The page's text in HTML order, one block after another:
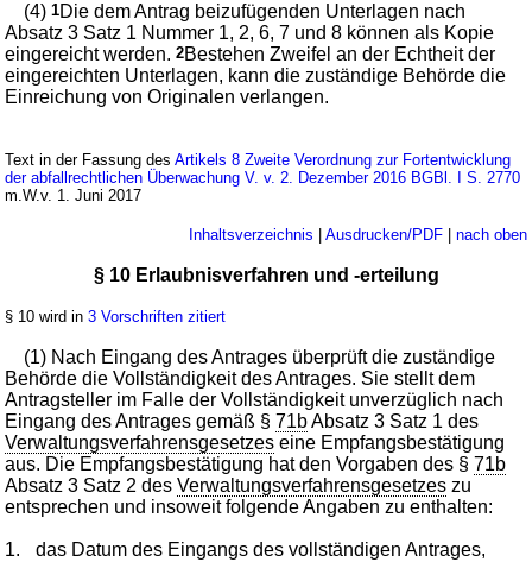
(4)1Die dem Antrag beizufügenden Unterlagen nach
Absatz 3 Satz 1 Nummer 1, 2, 6, 7 und 8 können als Kopie
eingereicht werden.2Bestehen Zweifel an der Echtheit der
eingereichten Unterlagen, kann die zuständige Behörde die
Einreichung von Originalen verlangen.
Text in der Fassung desArtikels 8 Zweite Verordnung zur Fortentwicklung
der abfallrechtlichen Überwachung V. v. 2. Dezember 2016 BGBl. I S. 2770
m.W.v. 1. Juni 2017
Inhaltsverzeichnis Ausdrucken/PDF| nach oben
§ 10 Erlaubnisverfahren und -erteilung
§ 10 wird in3 Vorschriften zitiert
(1) Nach Eingang des Antrages überprüft die zuständige
Behörde die Vollständigkeit des Antrages. Sie stellt dem
Antragsteller im Falle der Vollständigkeit unverzüglich nach
Eingang des Antrages gemäß §71bAbsatz 3 Satz 1 des
Verwaltungsverfahrensgesetzes eine Empfangsbestätigung
aus. Die Empfangsbestätigung hat den Vorgaben des §71b
Absatz 3 Satz 2 desVerwaltungsverfahrensgesetzes zu
entsprechen und insoweit folgende Angaben zu enthalten:
1. das Datum des Eingangs des vollständigen Antrages,